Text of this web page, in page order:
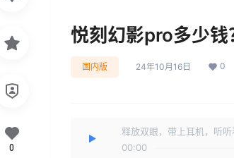
悦刻幻影pro多少
国内版 24年10月16日 0
释放双眼，带上耳机，听听
00:00
0